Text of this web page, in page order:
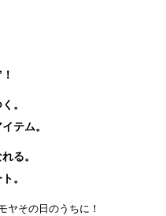
。
テム。
る。
。
ヤその日のうちに！